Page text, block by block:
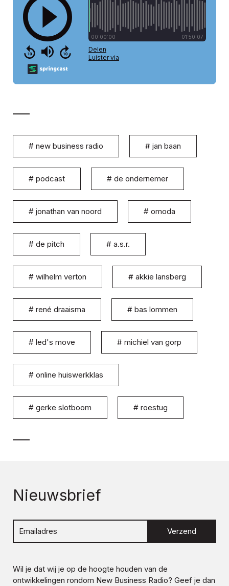
# new business radio # jan baan
# podcast # de ondernemer
# jonathan van noord # omoda
# de pitch # a.s.r.
# wilhelm verton # akkie lansberg
# rené draaisma # bas lommen
# led's move # michiel van gorp
# online huiswerkklas
# gerke slotboom # roestug
Nieuwsbrief
Verzend
Wil je dat wij je op de hoogte houden van de
ontwikkelingen rondom New Business Radio? Geef je dan